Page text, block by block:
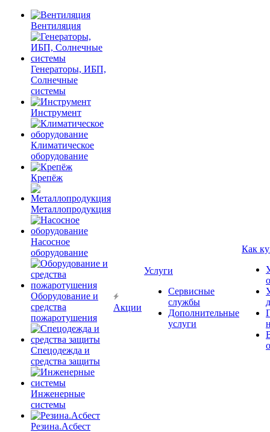
Вентиляция
Генераторы, ИБП,
Солнечные
системы
Инструмент
Климатическое
оборудование
Крепёж
Металлопродукция
Насосное
оборудование
Оборудование и
средства
пожаротушения
Спецодежда и
средства защиты
Инженерные
системы
Резина.Асбест
Акции
Услуги
Сервисные
службы
Дополнительные
услуги
Как